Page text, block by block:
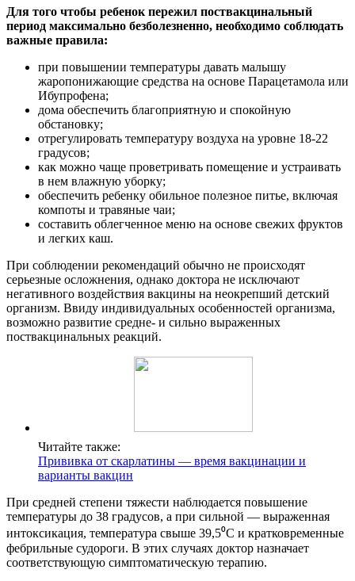
Для того чтобы ребенок пережил поствакцинальный
период максимально безболезненно, необходимо соблюдать
важные правила:
при повышении температуры давать малышу
жаропонижающие средства на основе Парацетамола или
Ибупрофена;
дома обеспечить благоприятную и спокойную
обстановку;
отрегулировать температуру воздуха на уровне 18-22
градусов;
как можно чаще проветривать помещение и устраивать
в нем влажную уборку;
обеспечить ребенку обильное полезное питье, включая
компоты и травяные чаи;
составить облегченное меню на основе свежих фруктов
и легких каш.
При соблюдении рекомендаций обычно не происходят
серьезные осложнения, однако доктора не исключают
негативного воздействия вакцины на неокрепший детский
организм. Ввиду индивидуальных особенностей организма,
возможно развитие средне- и сильно выраженных
поствакцинальных реакций.
Читайте также:
Прививка от скарлатины — время вакцинации и
варианты вакцин
При средней степени тяжести наблюдается повышение
температуры до 38 градусов, а при сильной ― выраженная
интоксикация, температура свыше 39,5⁰С и кратковременные
фебрильные судороги. В этих случаях доктор назначает
соответствующую симптоматическую терапию.